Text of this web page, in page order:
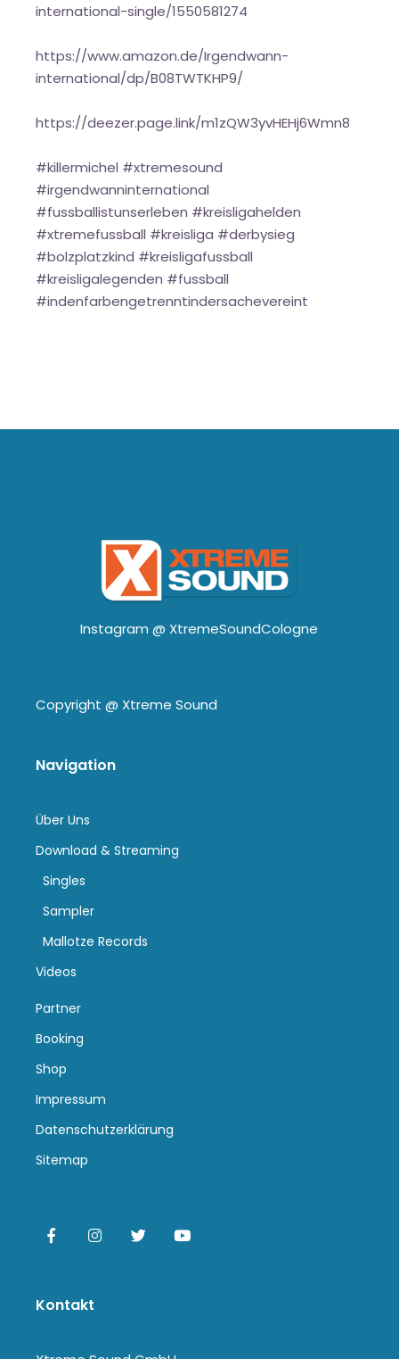
international-single/1550581274
https://www.amazon.de/Irgendwann-
international/dp/B08TWTKHP9/
https://deezer.page.link/m1zQW3yvHEHj6Wmn8
#killermichel #xtremesound
#irgendwanninternational
#fussballistunserleben #kreisligahelden
#xtremefussball #kreisliga #derbysieg
#bolzplatzkind #kreisligafussball
#kreisligalegenden #fussball
#indenfarbengetrenntindersachevereint
Instagram @ XtremeSoundCologne
Copyright @ Xtreme Sound
Navigation
Über Uns
Download & Streaming
Singles
Sampler
Mallotze Records
Videos
Partner
Booking
Shop
Impressum
Datenschutzerklärung
Sitemap
Kontakt